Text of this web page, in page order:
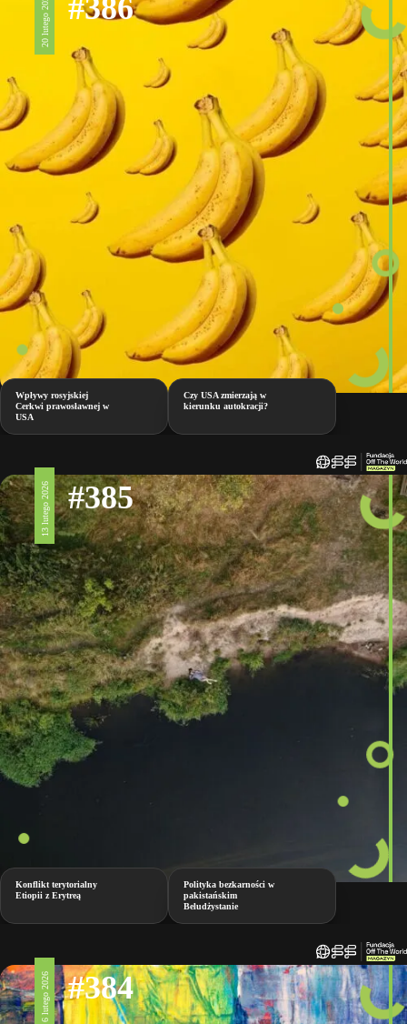
20 lutego 2026 #386
Wpływy rosyjskiej
Cerkwi prawosławnej w
USA
Czy USA zmierzają w
kierunku autokracji?
13 lutego 2026 #385
Konflikt terytorialny
Etiopii z Erytreą
Polityka bezkarności w
pakistańskim
Beludżystanie
6 lutego 2026 #384